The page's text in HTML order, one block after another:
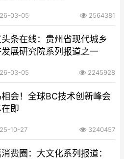
03-05 2564381
条在线：贵州省现代城乡
展研究院系列报道之一
03-05 2245928
相会！全球BC技术创新峰会
即
10-27 3240457
费圈：大文化系列报道：